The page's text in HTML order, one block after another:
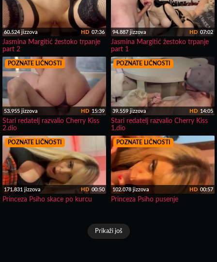
60.524 jizzova 07:36
HD
Jasmina Margitić žestoko trpanje
part 2
94.887 jizzova 07:02
HD
Jasmina Margitić žestoko trpanje
part 1
POZNATE LIČNOSTI
53.955 jizzova 15:39
HD
Stari redatelj razvalio Cherry Kiss
2.dio
POZNATE LIČNOSTI
39.559 jizzova 14:05
HD
Stari redatelj razvalio Cherry Kiss
1.dio
POZNATE LIČNOSTI
171.831 jizzova 00:50
HD
Princeza Psiho skace po kurcu
POZNATE LIČNOSTI
102.078 jizzova 00:57
HD
Princeza Psiho pusenje
Prikaži još